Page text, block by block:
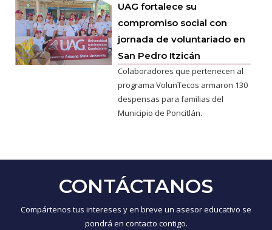
UAG fortalece su
compromiso social con
jornada de voluntariado en
San Pedro Itzicán
Colaboradores que pertenecen al
programa VolunTecos armaron 130
despensas para familias del
Municipio de Poncitlán.
CONTÁCTANOS
Compártenos tus intereses y en breve un asesor educativo se
pondrá en contacto contigo.